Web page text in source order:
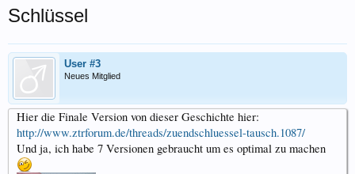
Schlüssel
User #3
Neues Mitglied
Hier die Finale Version von dieser Geschichte hier:
http://www.ztrforum.de/threads/zuendschluessel-tausch.1087/
Und ja, ich habe 7 Versionen gebraucht um es optimal zu machen